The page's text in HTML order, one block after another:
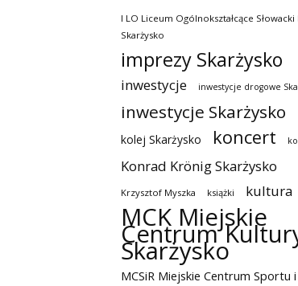
I LO Liceum Ogólnokształcące Słowacki
Skarżysko
imprezy Skarżysko
inwestycje inwestycje drogowe
inwestycje Skarżysko
kolej Skarżysko koncert
Konrad Krönig Skarżysko
Krzysztof Myszka książki kultura
MCK Miejskie
Centrum
Skarżysko
MCSiR Miejskie Centrum Sportu